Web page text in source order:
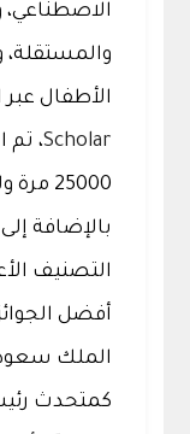
الأطفال عبر
Scholar، تم
بالإضافة
التصنيف
أفضل
كمتحدث